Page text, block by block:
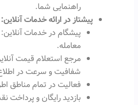
راهنمایی شما.
پیشتاز در ارائه خدمات آنلاین:
پیشگام در خدمات
معامله.
مرجع استعلام قیمت
شفافیت و سرعت در
فعالیت در تمام مناطق
بازدید رایگان و پرداخت